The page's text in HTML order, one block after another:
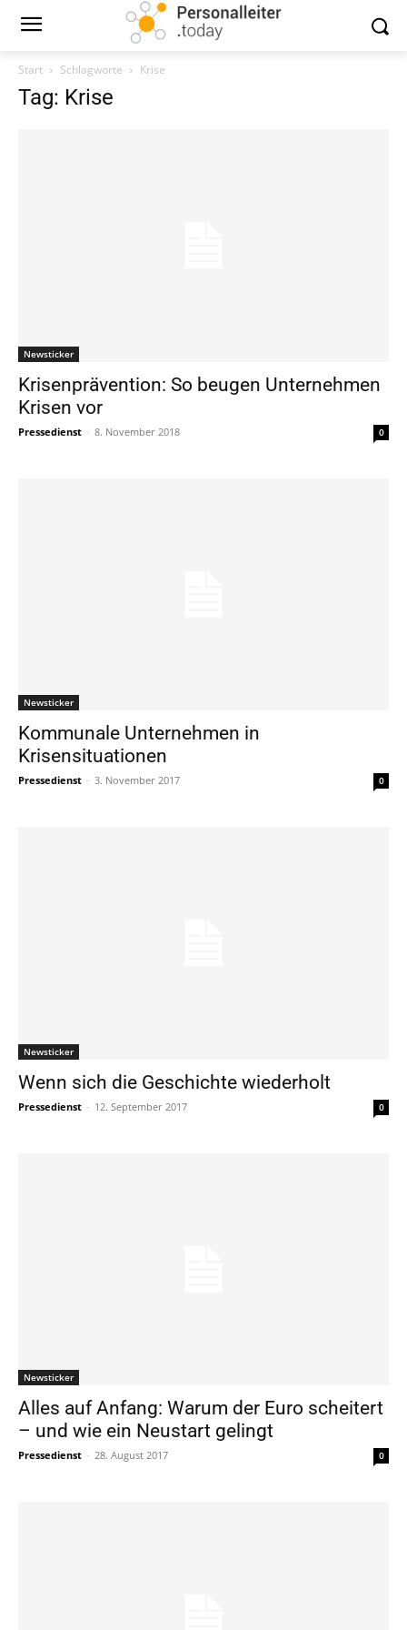
Start Schlagworte Krise
Tag: Krise
Newsticker
Krisenprävention: So beugen Unternehmen
Krisen vor
Pressedienst - 8. November 2018 0
Newsticker
Kommunale Unternehmen in
Krisensituationen
Pressedienst - 3. November 2017 0
Newsticker
Wenn sich die Geschichte wiederholt
Pressedienst - 12. September 2017 0
Newsticker
Alles auf Anfang: Warum der Euro scheitert
– und wie ein Neustart gelingt
Pressedienst - 28. August 2017 0